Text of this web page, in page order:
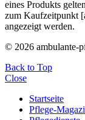
eines Produkts
zum Kaufzeitpunkt
angezeigt werden.
© 2026 ambulante-
Back to Top
Close
Startseite
Pflege-